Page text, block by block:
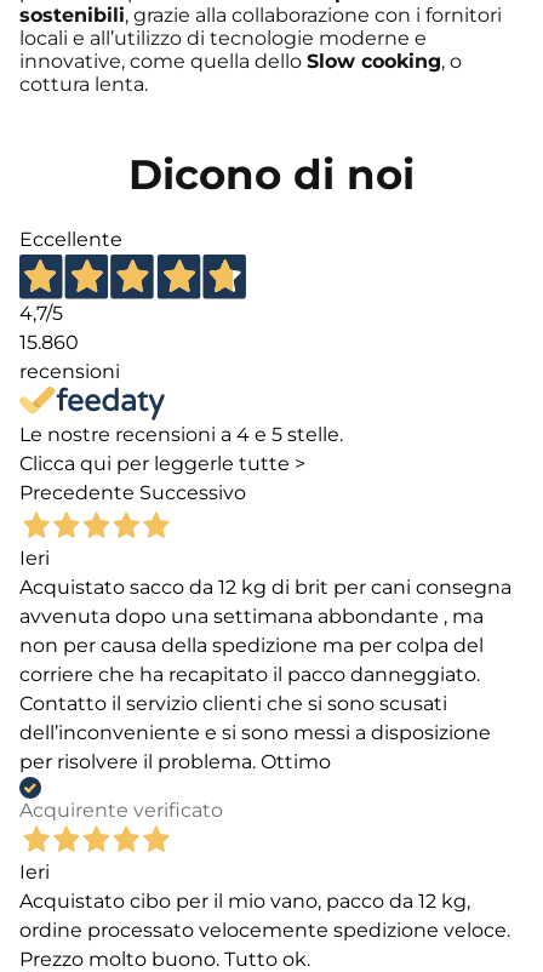
sostenibili, grazie alla collaborazione con i fornitori
locali e all’utilizzo di tecnologie moderne e
innovative, come quella dello Slow cooking, o
cottura lenta.
Dicono di noi
Eccellente
4,7/5
15.860
recensioni
Le nostre recensioni a 4 e 5 stelle.
Clicca qui per leggerle tutte >
Precedente Successivo
Ieri
Acquistato sacco da 12 kg di brit per cani consegna
avvenuta dopo una settimana abbondante , ma
non per causa della spedizione ma per colpa del
corriere che ha recapitato il pacco danneggiato.
Contatto il servizio clienti che si sono scusati
dell’inconveniente e si sono messi a disposizione
per risolvere il problema. Ottimo
Acquirente verificato
Ieri
Acquistato cibo per il mio vano, pacco da 12 kg,
ordine processato velocemente spedizione veloce.
Prezzo molto buono. Tutto ok.